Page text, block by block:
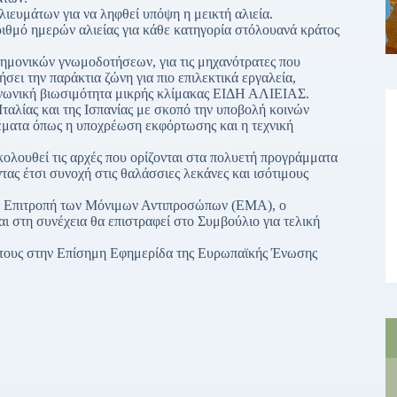
για να ληφθεί υπόψη η μεικτή αλιεία.
ημερών αλιείας για κάθε κατηγορία στόλουανά κράτος
γνωμοδοτήσεων, για τις μηχανότρατες που
την παράκτια ζώνη για πιο επιλεκτικά εργαλεία,
βιωσιμότητα μικρής κλίμακας ΕΙΔΗ ΑΛΙΕΙΑΣ.
και της Ισπανίας με σκοπό την υποβολή κοινών
όπως η υποχρέωση εκφόρτωσης και η τεχνική
τις αρχές που ορίζονται στα πολυετή προγράμματα
έτσι συνοχή στις θαλάσσιες λεκάνες και ισότιμους
Επιτροπή των Μόνιμων Αντιπροσώπων (ΕΜΑ), ο
συνέχεια θα επιστραφεί στο Συμβούλιο για τελική
στην Επίσημη Εφημερίδα της Ευρωπαϊκής Ένωσης